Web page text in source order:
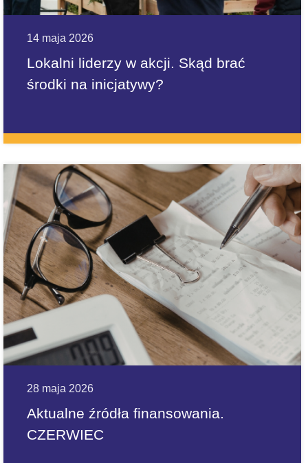
14 maja 2026
Lokalni liderzy w akcji. Skąd brać
środki na inicjatywy?
28 maja 2026
Aktualne źródła finansowania.
CZERWIEC